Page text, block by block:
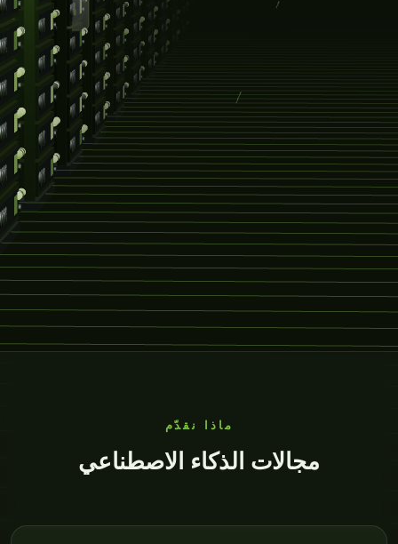
ماذا نقدّم
مجالات الذكاء الاصطناعي